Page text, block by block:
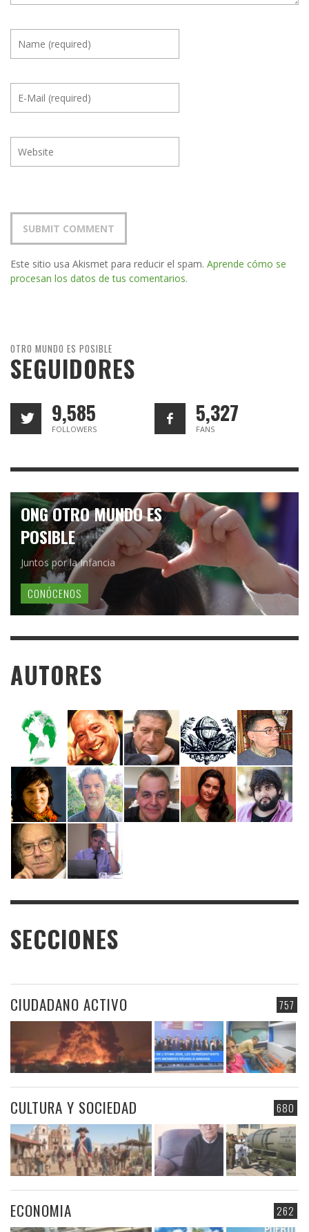
Este sitio usa Akismet para reducir el spam. Aprende cómo se
procesan los datos de tus comentarios.
OTRO MUNDO ES POSIBLE
SEGUIDORES
9,585
FOLLOWERS
5,327
FANS
ONG OTRO MUNDO ES
POSIBLE
Juntos por la Infancia
CONÓCENOS
AUTORES
SECCIONES
757
CIUDADANO ACTIVO
680
CULTURA Y SOCIEDAD
262
ECONOMIA